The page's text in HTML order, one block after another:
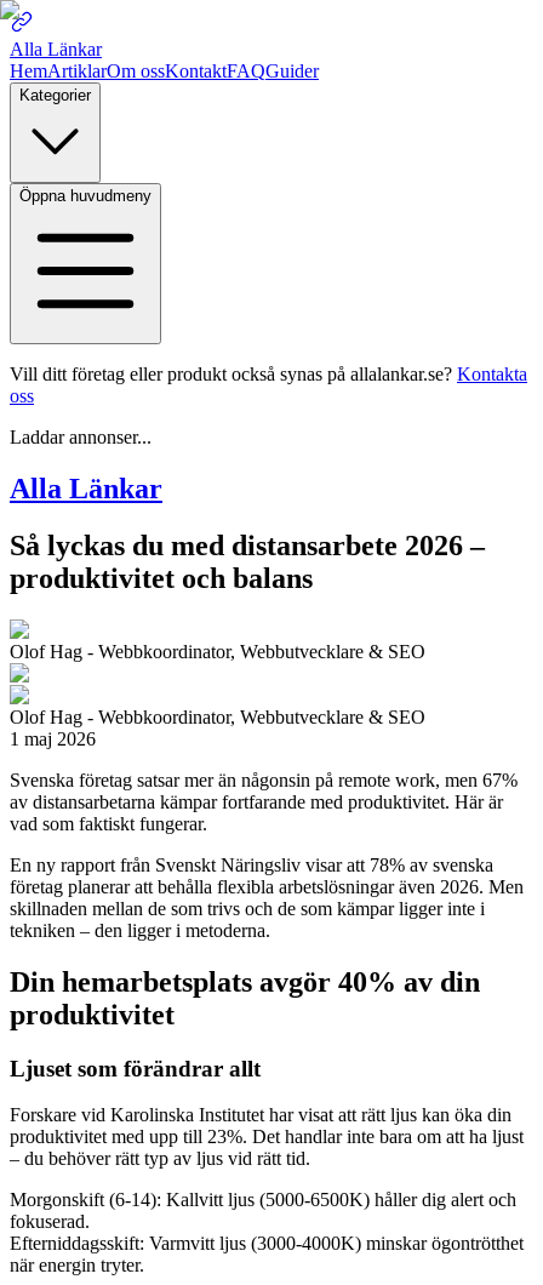
Alla Länkar
HemArtiklarOm ossKontaktFAQGuider
Kategorier
Öppna huvudmeny
Vill ditt företag eller produkt också synas på allalankar.se? Kontakta
oss
Laddar annonser...
Alla Länkar
Så lyckas du med distansarbete 2026 –
produktivitet och balans
Olof Hag - Webbkoordinator, Webbutvecklare & SEO
Olof Hag - Webbkoordinator, Webbutvecklare & SEO
1 maj 2026
Svenska företag satsar mer än någonsin på remote work, men 67%
av distansarbetarna kämpar fortfarande med produktivitet. Här är
vad som faktiskt fungerar.
En ny rapport från Svenskt Näringsliv visar att 78% av svenska
företag planerar att behålla flexibla arbetslösningar även 2026. Men
skillnaden mellan de som trivs och de som kämpar ligger inte i
tekniken – den ligger i metoderna.
Din hemarbetsplats avgör 40% av din
produktivitet
Ljuset som förändrar allt
Forskare vid Karolinska Institutet har visat att rätt ljus kan öka din
produktivitet med upp till 23%. Det handlar inte bara om att ha ljust
– du behöver rätt typ av ljus vid rätt tid.
Morgonskift (6-14): Kallvitt ljus (5000-6500K) håller dig alert och
fokuserad.
Efterniddagsskift: Varmvitt ljus (3000-4000K) minskar ögontrötthet
när energin tryter.